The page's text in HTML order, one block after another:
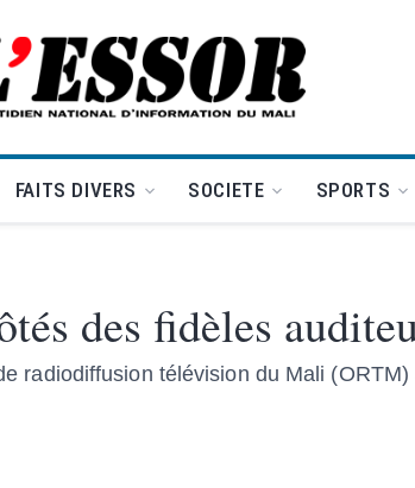
L'Essor - retour à la une
FAITS DIVERS SOCIETE SPORTS
des fidèles
radiodiffusion télévision du Mali